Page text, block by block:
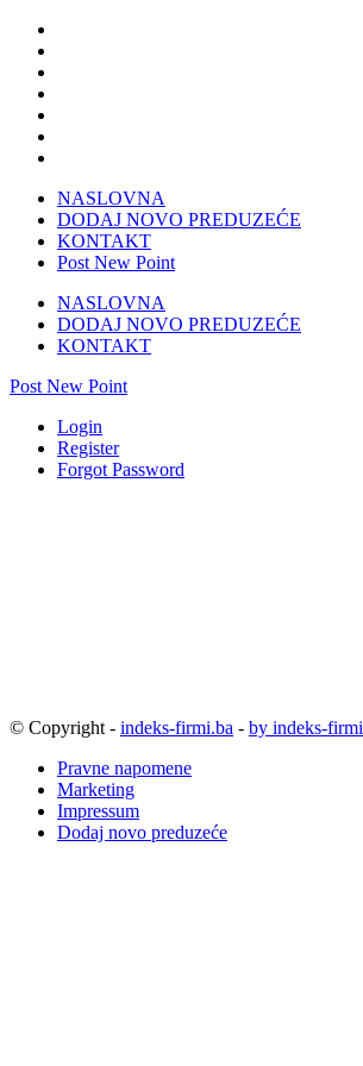
NASLOVNA
DODAJ NOVO PREDUZEĆE
KONTAKT
Post New Point
NASLOVNA
DODAJ NOVO PREDUZEĆE
KONTAKT
Post New Point
Login
Register
Forgot Password
© Copyright - indeks-firmi.ba - by indeks-
Pravne napomene
Marketing
Impressum
Dodaj novo preduzeće